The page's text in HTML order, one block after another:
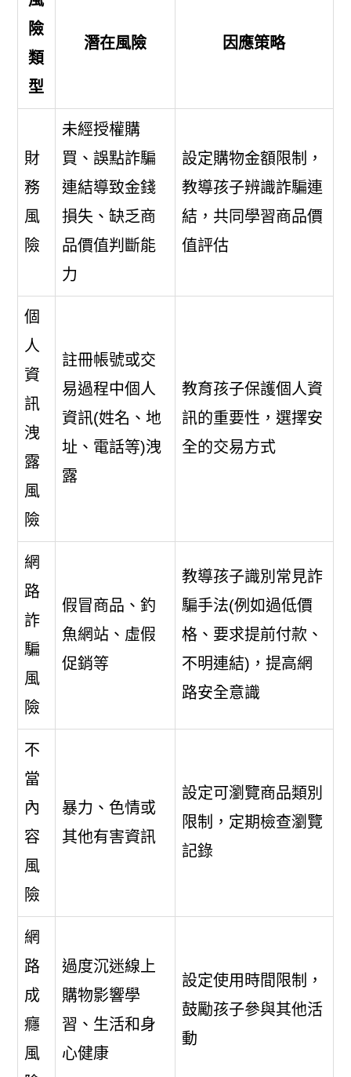
險
類
型
潛在風險 因應策略
財
務
風
險
未經授權購
買、誤點詐騙
連結導致金錢
損失、缺乏商
品價值判斷能
力
設定購物金額限制，
教導孩子辨識詐騙連
結，共同學習商品價
值評估
個
人
資
訊
洩
露
風
險
註冊帳號或交
易過程中個人
資訊(姓名、地
址、電話等)洩
露
教育孩子保護個人資
訊的重要性，選擇安
全的交易方式
網
路
詐
騙
風
險
假冒商品、釣
魚網站、虛假
促銷等
教導孩子識別常見詐
騙手法(例如過低價
格、要求提前付款、
不明連結)，提高網
路安全意識
不
當
內
容
風
險
暴力、色情或
其他有害資訊
設定可瀏覽商品類別
限制，定期檢查瀏覽
記錄
網
路
成
癮
風
過度沉迷線上
購物影響學
習、生活和身
心健康
設定使用時間限制，
鼓勵孩子參與其他活
動